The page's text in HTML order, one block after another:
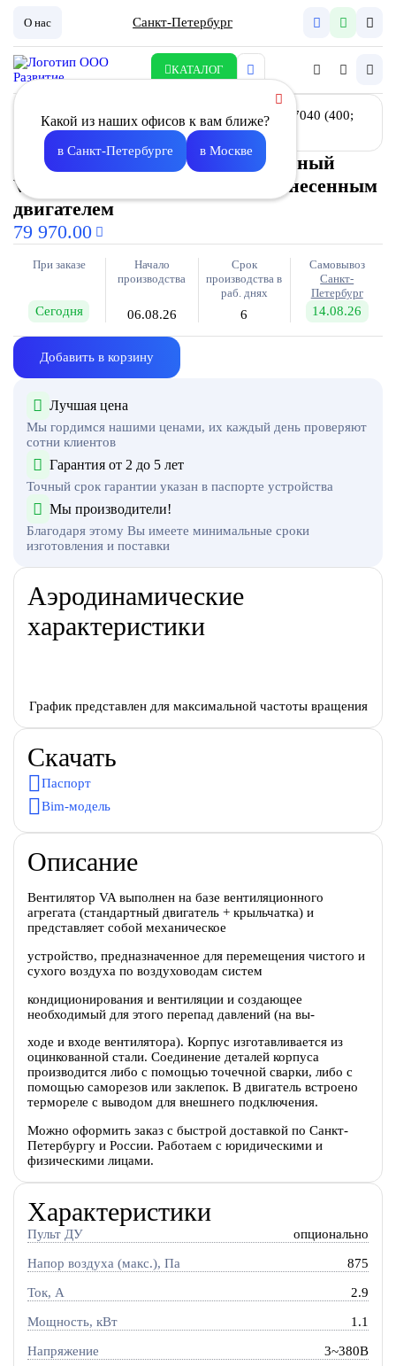
О нас Санкт-Петербург
КАТАЛОГ
Какой из наших офисов к вам ближе?
в Санкт-Петербурге в Москве
Вентилятор канальный агрегатный
VAT43- 7040 (400; 1,1 кВт) с вынесенным
двигателем
79 970.00
При заказе
Сегодня
Начало
производства
06.08.26
Срок
производства в
раб. днях
6
Самовывоз
Санкт-
Петербург
14.08.26
Добавить в корзину
Лучшая цена
Мы гордимся нашими ценами, их каждый день проверяют
сотни клиентов
Гарантия от 2 до 5 лет
Точный срок гарантии указан в паспорте устройства
Мы производители!
Благодаря этому Вы имеете минимальные сроки
изготовления и поставки
Аэродинамические
характеристики
График представлен для максимальной частоты вращения
Скачать
Паспорт
Bim-модель
Описание
Вентилятор VA выполнен на базе вентиляционного
агрегата (стандартный двигатель + крыльчатка) и
представляет собой механическое
устройство, предназначенное для перемещения чистого и
сухого воздуха по воздуховодам систем
кондиционирования и вентиляции и создающее
необходимый для этого перепад давлений (на вы-
ходе и входе вентилятора). Корпус изготавливается из
оцинкованной стали. Соединение деталей корпуса
производится либо с помощью точечной сварки, либо с
помощью саморезов или заклепок. В двигатель встроено
термореле с выводом для внешнего подключения.
Можно оформить заказ с быстрой доставкой по Санкт-
Петербургу и России. Работаем с юридическими и
физическими лицами.
Характеристики
Пульт ДУ опционально
Напор воздуха (макс.), Па 875
Ток, A 2.9
Мощность, кВт 1.1
Напряжение 3~380В